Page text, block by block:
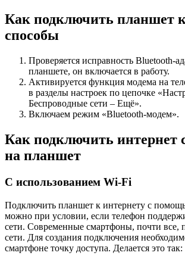
Как подключить планшет
способы
Проверяется исправность Bluetooth-
планшете, он включается в работу.
Активируется функция модема на
в разделы настроек по цепочке
Беспроводные сети – Ещё».
Включаем режим «Bluetooth-модем».
Как подключить интернет
на планшет
С использованием Wi-Fi
Подключить планшет к интернету с
можно при условии, если телефон
сети. Современные смартфоны, почти все,
сети. Для создания подключения
смартфоне точку доступа. Делается это так: